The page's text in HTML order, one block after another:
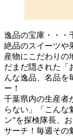
逸品の宝庫・・・
絶品のスイーツや
産物にこだわりの
だまだ隠された「
んな逸品、名品を
ー！
千葉県内の生産者
らない」「こんな
ン”を探検隊長、
サーチ！毎週その